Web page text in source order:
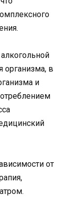
организма, в
и
от